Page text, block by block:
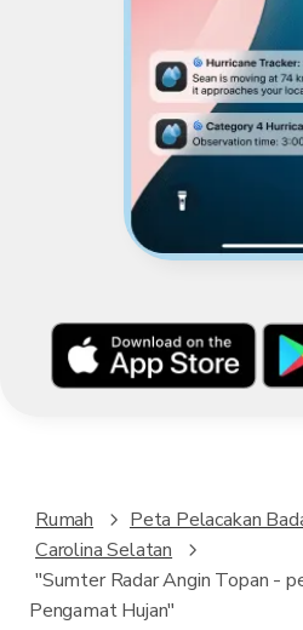
Rumah Peta Pelacakan
Carolina Selatan
"Sumter Radar Angin Topan -
Pengamat Hujan"